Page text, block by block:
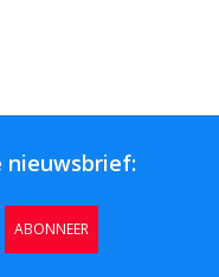
nieuwsbrief:
ABONNEER